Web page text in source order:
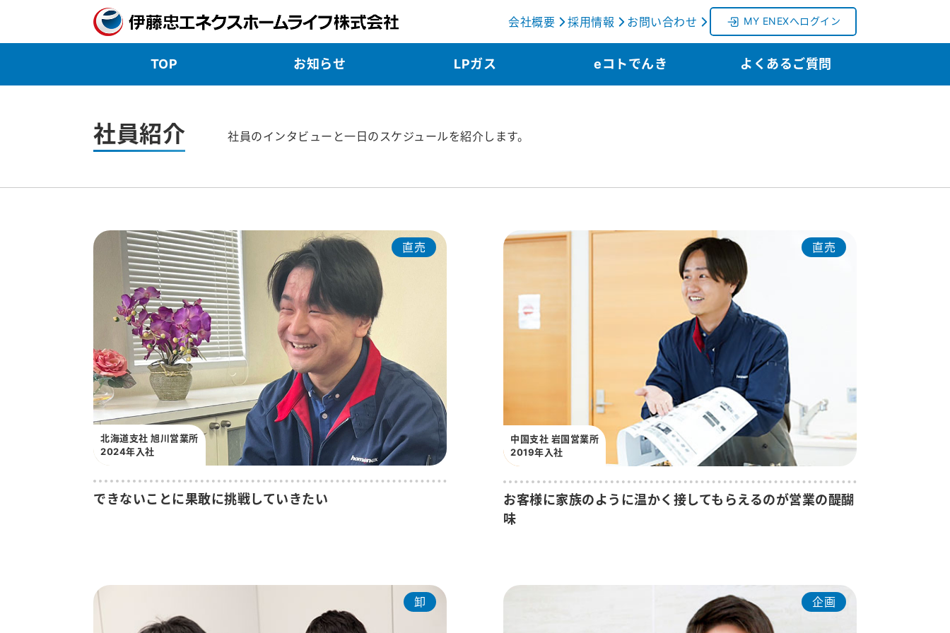
会社概要 採用情報 お問い合わせ MY ENEXへログイン
TOP お知らせ LPガス eコトでんき よくあるご質問
社員紹介 社員のインタビューと一日のスケジュールを紹介します。
直売
北海道支社 旭川営業所
2024年入社
できないことに果敢に挑戦していきたい
直売
中国支社 岩国営業所
2019年入社
お客様に家族のように温かく接してもらえるのが営業の醍醐
味
卸 企画